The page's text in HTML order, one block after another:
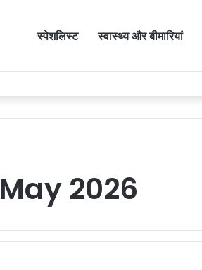
स्पेशलिस्ट स्वास्थ्य और बीमारियां
May 2026